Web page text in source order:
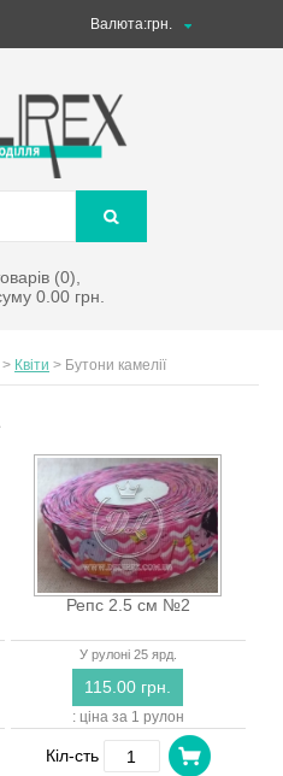
Валюта:
(0),
0.00 грн.
> Квіти > Бутони камелії
Репс 2.5 см №2
У рулоні 25 ярд.
115.00 грн.
: ціна за 1 рулон
Кіл-сть